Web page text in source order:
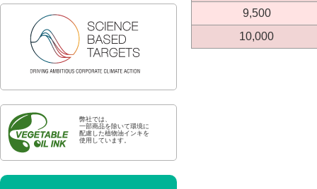
弊社では、
一部商品を除いて環境に
配慮した植物油インキを
使用しています。
9,500
10,000